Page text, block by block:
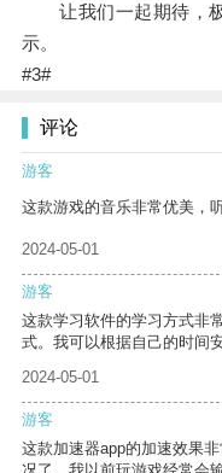
让我们一起期待，极
示。
#3#
评论
游客
这款游戏的音乐非常优美，
2024-05-01
游客
这款学习软件的学习方式非
式。我可以根据自己的时间
2024-05-01
游客
这款加速器app的加速效果